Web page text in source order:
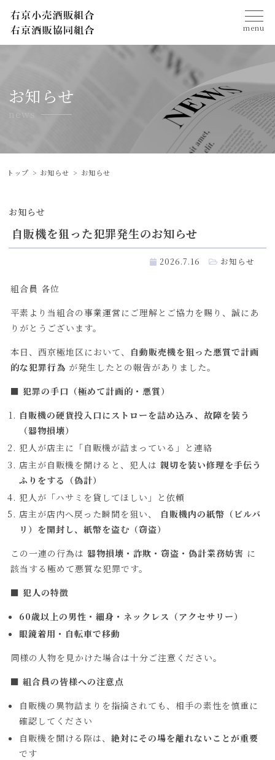
menu
お知らせ
news
トップ お知らせ お知らせ
お知らせ
自販機を狙った犯罪発生のお知らせ
2026.7.16 お知らせ
組合員 各位
平素より当組合の事業運営にご理解とご協力を賜り、誠にあ
りがとうございます。
本日、西京極地区において、 自動販売機を狙った悪質で計画
的な犯罪行為 が発生したとの報告がありました。
■ 犯罪の手口（極めて計画的・悪質）
自販機の硬貨投入口にストローを詰め込み、故障を装う
（器物損壊）
犯人が店主に「自販機が詰まっている」と連絡
店主が自販機を開けると、犯人は親切を装い修理を手伝う
ふりをする（偽計）
犯人が「ハサミを貸してほしい」と依頼
店主が店内へ戻った瞬間を狙い、 自販機内の紙幣（ビルバ
リ）を開封し、紙幣を盗む（窃盗）
この一連の行為は器物損壊・詐欺・窃盗・偽計業務妨害 に
該当する極めて悪質な犯罪です。
■ 犯人の特徴
60歳以上の男性・細身・ネックレス（アクセサリー）
眼鏡着用・自転車で移動
同様の人物を見かけた場合は十分ご注意ください。
■ 組合員の皆様への注意点
自販機の異物詰まりを指摘されても、相手の素性を慎重に
確認してください
自販機を開ける際は、絶対にその場を離れないことが重要
です